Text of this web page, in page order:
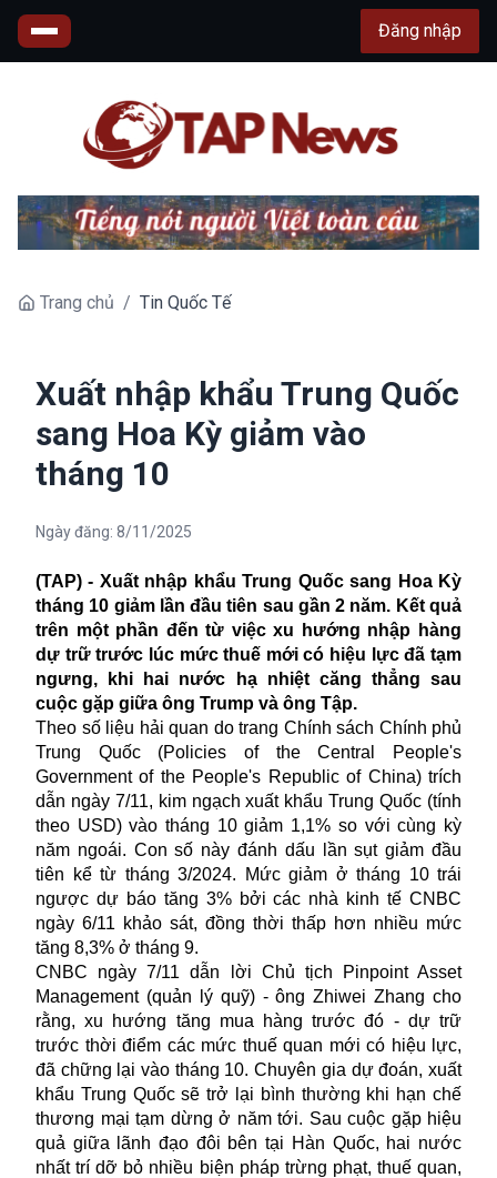
Đăng nhập
Trang chủ / Tin Quốc Tế
Xuất nhập khẩu Trung Quốc
sang Hoa Kỳ giảm vào
tháng 10
Ngày đăng: 8/11/2025
(TAP) - Xuất nhập khẩu Trung Quốc sang Hoa Kỳ
tháng 10 giảm lần đầu tiên sau gần 2 năm. Kết quả
trên một phần đến từ việc xu hướng nhập hàng
dự trữ trước lúc mức thuế mới có hiệu lực đã tạm
ngưng, khi hai nước hạ nhiệt căng thẳng sau
cuộc gặp giữa ông Trump và ông Tập.
Theo số liệu hải quan do trang Chính sách Chính phủ
Trung Quốc (Policies of the Central People's
Government of the People's Republic of China) trích
dẫn ngày 7/11, kim ngạch xuất khẩu Trung Quốc (tính
theo USD) vào tháng 10 giảm 1,1% so với cùng kỳ
năm ngoái. Con số này đánh dấu lần sụt giảm đầu
tiên kể từ tháng 3/2024. Mức giảm ở tháng 10 trái
ngược dự báo tăng 3% bởi các nhà kinh tế CNBC
ngày 6/11 khảo sát, đồng thời thấp hơn nhiều mức
tăng 8,3% ở tháng 9.
CNBC ngày 7/11 dẫn lời Chủ tịch Pinpoint Asset
Management (quản lý quỹ) - ông Zhiwei Zhang cho
rằng, xu hướng tăng mua hàng trước đó - dự trữ
trước thời điểm các mức thuế quan mới có hiệu lực,
đã chững lại vào tháng 10. Chuyên gia dự đoán, xuất
khẩu Trung Quốc sẽ trở lại bình thường khi hạn chế
thương mại tạm dừng ở năm tới. Sau cuộc gặp hiệu
quả giữa lãnh đạo đôi bên tại Hàn Quốc, hai nước
nhất trí dỡ bỏ nhiều biện pháp trừng phạt, thuế quan,